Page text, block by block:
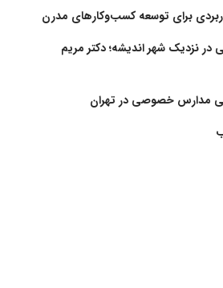
برای توسعه کسب‌وکارهای مدرن
در نزدیک شهر اندیشه؛ دکتر مریم
مدارس خصوصی در تهران